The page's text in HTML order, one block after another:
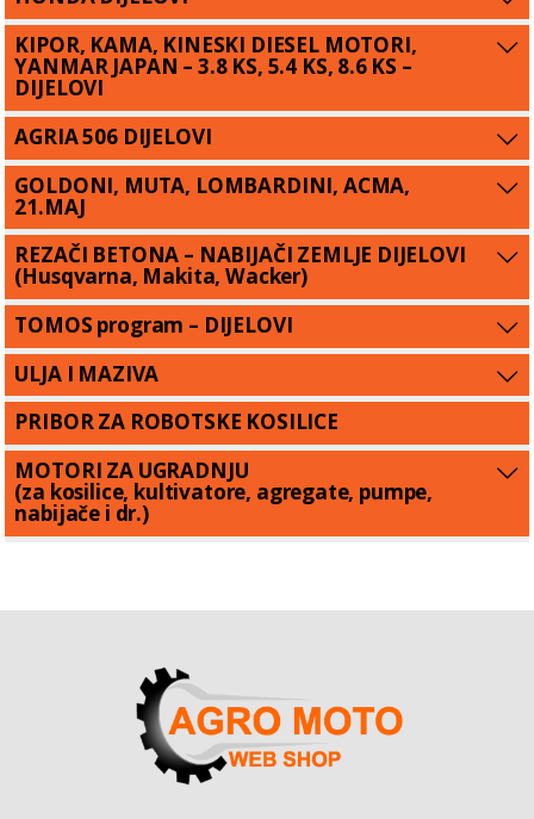
KIPOR, KAMA, KINESKI DIESEL MOTORI,
YANMAR JAPAN – 3.8 KS, 5.4 KS, 8.6 KS –
DIJELOVI
AGRIA 506 DIJELOVI
GOLDONI, MUTA, LOMBARDINI, ACMA,
21.MAJ
REZAČI BETONA – NABIJAČI ZEMLJE DIJELOVI
(Husqvarna, Makita, Wacker)
TOMOS program – DIJELOVI
ULJA I MAZIVA
PRIBOR ZA ROBOTSKE KOSILICE
MOTORI ZA UGRADNJU
(za kosilice, kultivatore, agregate, pumpe,
nabijače i dr.)